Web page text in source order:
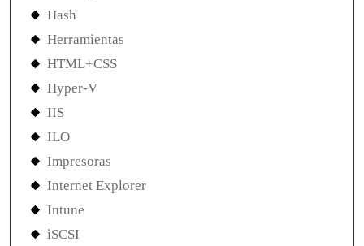
Hash
Herramientas
HTML+CSS
Hyper-V
IIS
ILO
Impresoras
Internet Explorer
Intune
iSCSI